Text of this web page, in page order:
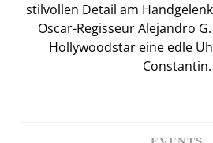
stilvollen Detail am
Oscar-Regisseur Alejandro
Hollywoodstar eine edle
Constantin.